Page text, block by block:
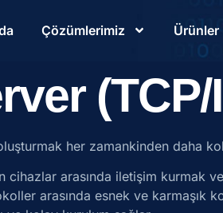
Çözümlerimiz Ürünler
(TCP/
her zamankinden daha
arasında iletişim kurmak
arasında esnek ve karmaşık